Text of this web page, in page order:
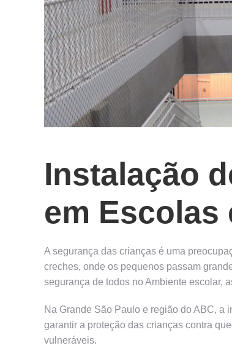
Instalação
em Escolas
A segurança das crianças é uma
creches, onde os pequenos passam
segurança de todos no Ambiente escolar,
Na Grande São Paulo e região do ABC, a
garantir a proteção das crianças contra
vulneráveis.